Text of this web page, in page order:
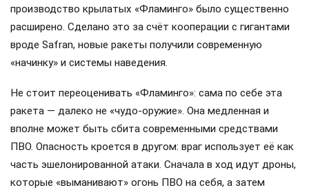
производство крылатых «Фламинго» было существенно
расширено. Сделано это за счёт кооперации с гигантами
вроде Safran, новые ракеты получили современную
«начинку» и системы наведения.
Не стоит переоценивать «Фламинго»: сама по себе эта
ракета — далеко не «чудо-оружие». Она медленная и
вполне может быть сбита современными средствами
ПВО. Опасность кроется в другом: враг использует её как
часть эшелонированной атаки. Сначала в ход идут дроны,
которые «выманивают» огонь ПВО на себя, а затем